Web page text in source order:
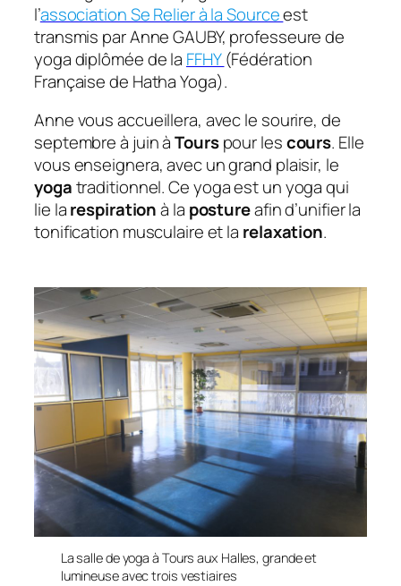
l’association Se Relier à la Sourceest
transmis par Anne GAUBY, professeure de
yoga diplômée de la FFHY(Fédération
Française de Hatha Yoga).
Anne vous accueillera, avec le sourire, de
septembre à juin àTourspour lescours. Elle
vous enseignera, avec un grand plaisir, le
yogatraditionnel. Ce yoga est un yoga qui
lie larespirationà la postureafin d’unifier la
tonification musculaire et la relaxation.
La salle de yoga à Tours aux Halles, grande et
lumineuse avec trois vestiaires